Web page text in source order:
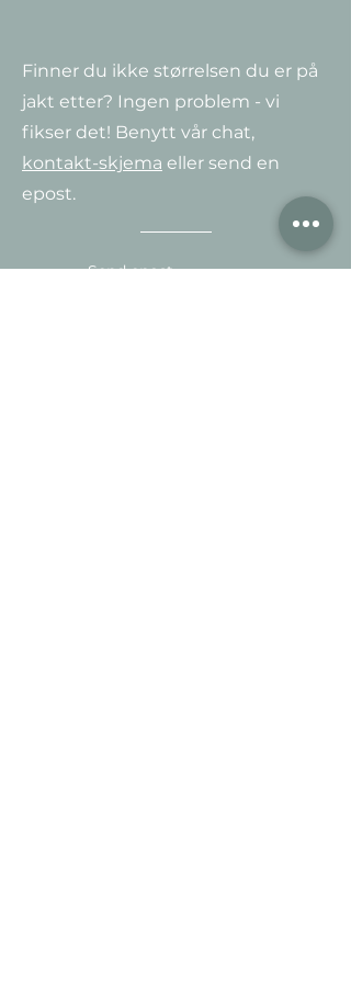
Finner du ikke størrelsen du er på
jakt etter? Ingen problem - vi
fikser det! Benytt vår chat,
kontakt-skjema eller send en
epost.
Send epost